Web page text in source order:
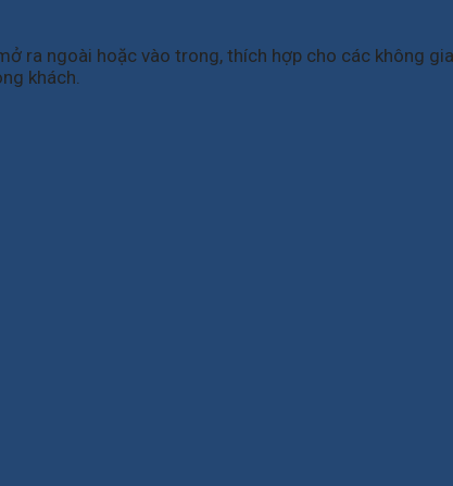
ra ngoài hoặc vào trong, thích hợp cho các không
khách.